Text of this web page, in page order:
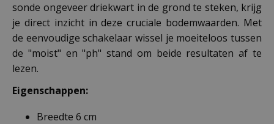
sonde ongeveer driekwart in de grond te steken, krijg
je direct inzicht in deze cruciale bodemwaarden. Met
de eenvoudige schakelaar wissel je moeiteloos tussen
de "moist" en "ph" stand om beide resultaten af te
lezen.
Eigenschappen:
Breedte 6 cm